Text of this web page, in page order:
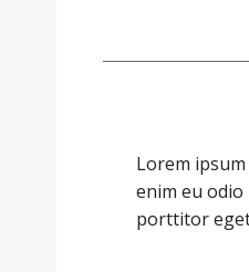
Lorem
enim eu
porttitor